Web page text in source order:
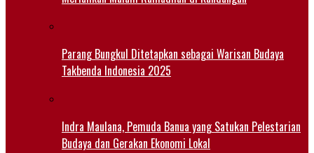
Parang Bungkul Ditetapkan sebagai Warisan Budaya
Takbenda Indonesia 2025
Indra Maulana, Pemuda Banua yang Satukan Pelestarian
Budaya dan Gerakan Ekonomi Lokal